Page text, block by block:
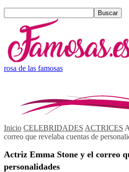
rosa de las famosas
Inicio CELEBRIDADES ACTRICES
correo que revelaba cuentas de
Actriz Emma Stone y el correo
personalidades